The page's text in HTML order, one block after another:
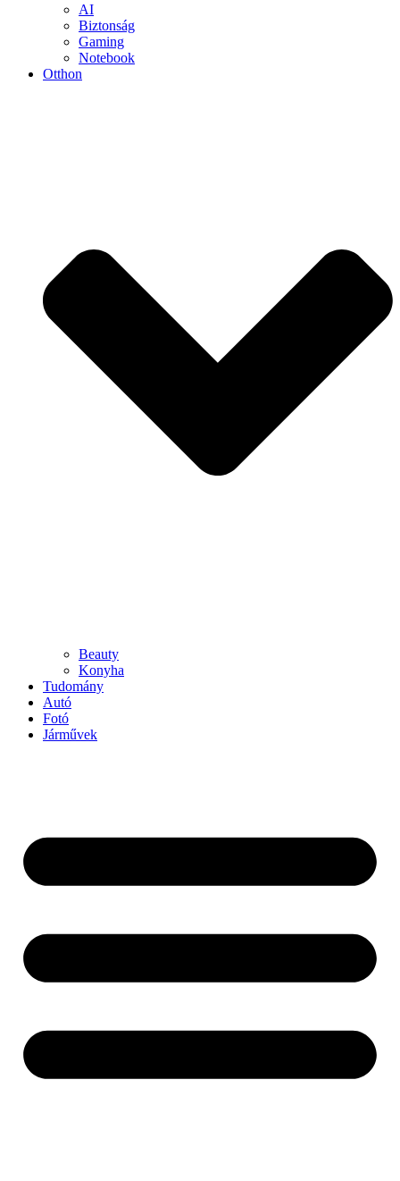
AI
Biztonság
Gaming
Notebook
Otthon
Beauty
Konyha
Tudomány
Autó
Fotó
Járművek